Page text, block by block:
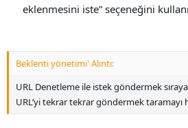
eklenmesini iste” seçeneğini
Beklenti yönetimi' Alıntı:
URL Denetleme ile istek göndermek
URL’yi tekrar tekrar göndermek taramayı